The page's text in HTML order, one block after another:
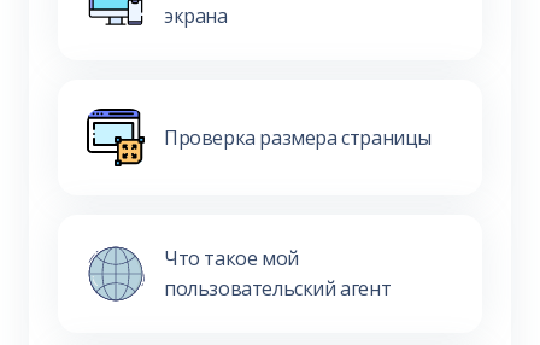
экрана
Проверка размера страницы
Что такое мой
пользовательский агент